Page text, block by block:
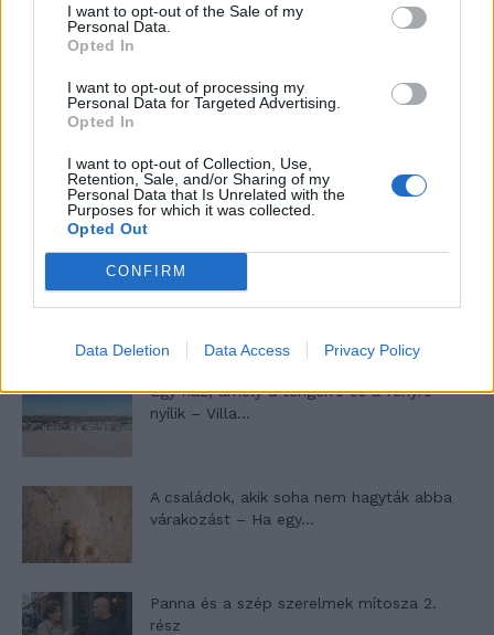
I want to opt-out of the Sale of my
Personal Data.
Opted In
I want to opt-out of processing my
Personal Data for Targeted Advertising.
Opted In
I want to opt-out of Collection, Use,
Retention, Sale, and/or Sharing of my
Personal Data that Is Unrelated with the
Purposes for which it was collected.
Opted Out
CONFIRM
Data Deletion Data Access Privacy Policy
Máltai kaland 7.
10 tanács, ha jobban akarod érezni magad
a hétköznapokban
Egy ház, amely a tengerre és a fényre
nyílik – Villa...
A családok, akik soha nem hagyták abba
várakozást – Ha egy...
Panna és a szép szerelmek mítosza 2.
rész